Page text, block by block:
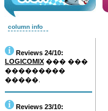
column info
Reviews 24/10:
LOGICOMIX ��� ���
���������
�����.
Reviews 23/10: